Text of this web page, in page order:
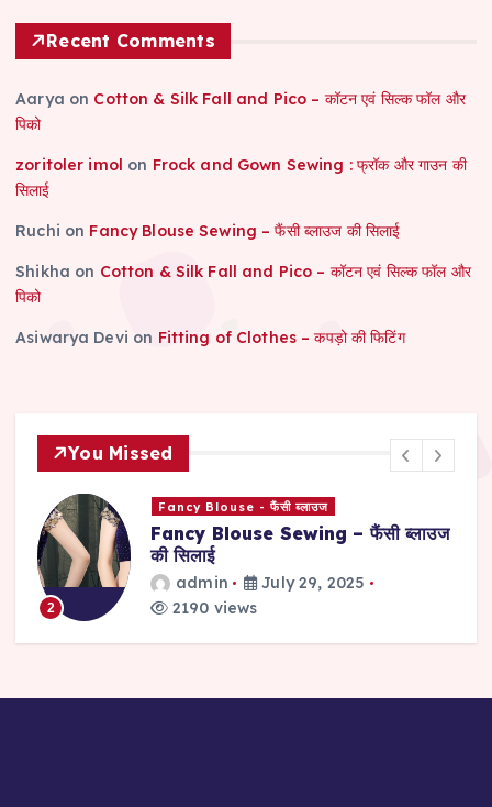
Recent Comments
Aarya on Cotton & Silk Fall and Pico – कॉटन एवं सिल्क फॉल और
पिको
zoritoler imol on Frock and Gown Sewing : फ्रॉक और गाउन की
सिलाई
Ruchi on Fancy Blouse Sewing – फैंसी ब्लाउज की सिलाई
Shikha on Cotton & Silk Fall and Pico – कॉटन एवं सिल्क फॉल और
पिको
Asiwarya Devi on Fitting of Clothes – कपड़ो की फिटिंग
You Missed
2
Fancy Blouse - फैंसी ब्लाउज
Fancy Blouse Sewing – फैंसी ब्लाउज
की सिलाई
admin
July 29, 2025
2190 views